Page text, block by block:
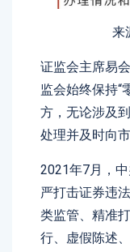
来
证监会主席易
监会始终保持“
方，无论涉及
处理并及时向市
2021年7月，
严打击证券违
类监管、精准
行、虚假陈述